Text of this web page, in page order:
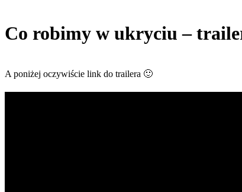
Co robimy w ukryciu –
A poniżej oczywiście link do trailera 🙂